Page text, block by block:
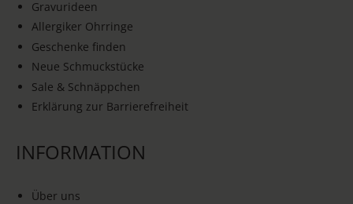
Gravurideen
Allergiker Ohrringe
Geschenke finden
Neue Schmuckstücke
Sale & Schnäppchen
Erklärung zur Barrierefreiheit
INFORMATION
Über uns